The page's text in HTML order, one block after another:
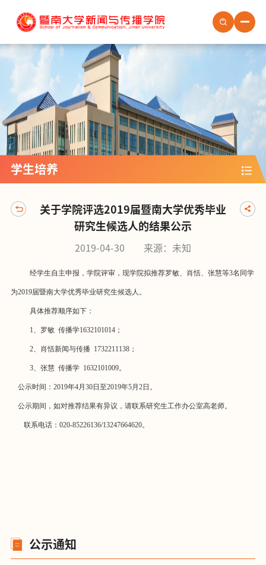
首页
学院概况
学院新闻
学院党建
学生培养
教职员工
场地预约
学生培养
关于学院评选2019届暨南大学优秀毕业
研究生候选人的结果公示
2019-04-30 来源：未知
经学生自主申报，学院评审，现学院拟推荐罗敏、 肖恬、张慧等3名同学
为2019届暨南大学优秀毕业研究生候选人。
具体推荐顺序如下：
1、 罗敏传播学1632101014；
2、 肖恬新闻与传播1732211138；
3、张慧 传播学 1632101009。
公示时间：2019年4月 30日至2019年5月2日。
公示期间，如对推荐结果有异议，请联系研究生工作办公室高老师。
联系电话： 020-85226136/13247664620。
公示通知